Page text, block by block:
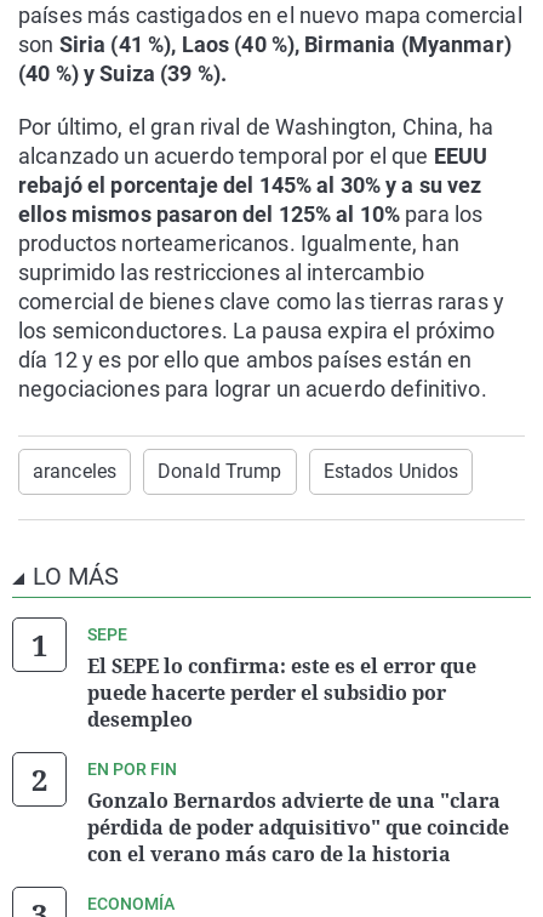
países más castigados en el nuevo mapa comercial
son Siria (41 %), Laos (40 %), Birmania (Myanmar)
(40 %) y Suiza (39 %).
Por último, el gran rival de Washington, China, ha
alcanzado un acuerdo temporal por el que EEUU
rebajó el porcentaje del 145% al 30%y a su vez
ellos mismos pasaron del 125% al 10% para los
productos norteamericanos. Igualmente, han
suprimido las restricciones al intercambio
comercial de bienes clave como las tierras raras y
los semiconductores. La pausa expira el próximo
día 12 y es por ello que ambos países están en
negociaciones para lograr un acuerdo definitivo.
aranceles Donald Trump Estados Unidos
LO MÁS
SEPE
El SEPE lo confirma: este es el error que
puede hacerte perder el subsidio por
desempleo
EN POR FIN
Gonzalo Bernardos advierte de una "clara
pérdida de poder adquisitivo" que coincide
con el verano más caro de la historia
ECONOMÍA